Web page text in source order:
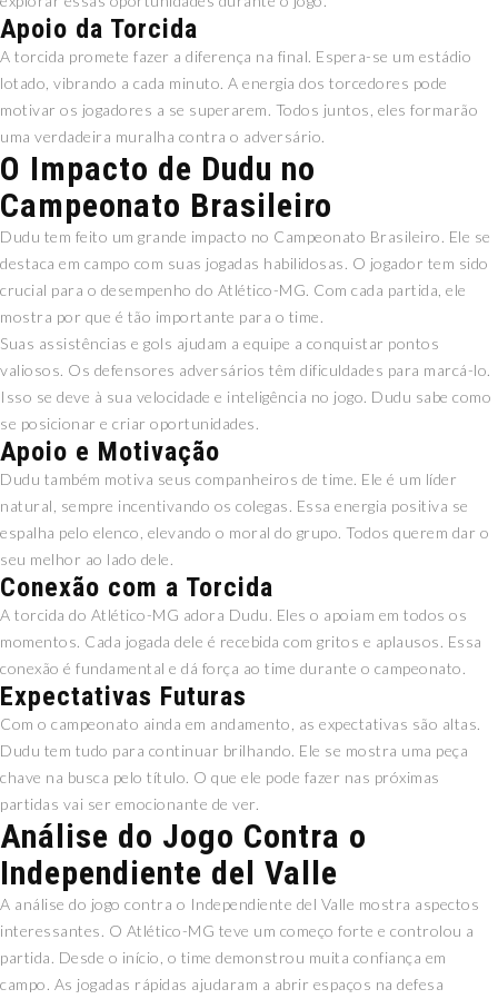
Apoio da Torcida
A torcida promete fazer a diferença na final. Espera-se um estádio
lotado, vibrando a cada minuto. A energia dos torcedores pode
motivar os jogadores a se superarem. Todos juntos, eles formarão
uma verdadeira muralha contra o adversário.
O Impacto de Dudu no
Campeonato Brasileiro
Dudu tem feito um grande impacto no Campeonato Brasileiro. Ele se
destaca em campo com suas jogadas habilidosas. O jogador tem sido
crucial para o desempenho do Atlético-MG. Com cada partida, ele
mostra por que é tão importante para o time.
Suas assistências e gols ajudam a equipe a conquistar pontos
valiosos. Os defensores adversários têm dificuldades para marcá-lo.
Isso se deve à sua velocidade e inteligência no jogo. Dudu sabe como
se posicionar e criar oportunidades.
Apoio e Motivação
Dudu também motiva seus companheiros de time. Ele é um líder
natural, sempre incentivando os colegas. Essa energia positiva se
espalha pelo elenco, elevando o moral do grupo. Todos querem dar o
seu melhor ao lado dele.
Conexão com a Torcida
A torcida do Atlético-MG adora Dudu. Eles o apoiam em todos os
momentos. Cada jogada dele é recebida com gritos e aplausos. Essa
conexão é fundamental e dá força ao time durante o campeonato.
Expectativas Futuras
Com o campeonato ainda em andamento, as expectativas são altas.
Dudu tem tudo para continuar brilhando. Ele se mostra uma peça
chave na busca pelo título. O que ele pode fazer nas próximas
partidas vai ser emocionante de ver.
Análise do Jogo Contra o
Independiente del Valle
A análise do jogo contra o Independiente del Valle mostra aspectos
interessantes. O Atlético-MG teve um começo forte e controlou a
partida. Desde o início, o time demonstrou muita confiança em
campo. As jogadas rápidas ajudaram a abrir espaços na defesa